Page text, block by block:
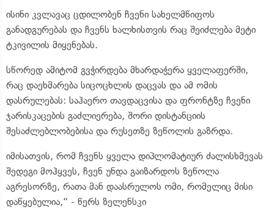
ისინი კვლავაც ცდილობენ ჩვენი სახელმწიფოს
განადგურებას და ჩვენს ხალხისთვის რაც შეიძლება მეტი
ტკივილის მიყენებას.
სწორედ ამიტომ გვჭირდება მხარდაჭერა ყველაფერში,
რაც დაეხმარება სიცოცხლის დაცვას და ამ ომის
დასრულებას: საჰაერო თავდაცვისა და ფრონტზე ჩვენი
ჯარისკაცების გაძლიერება, შორი დისტანციის
შესაძლებლობებისა და რუსეთზე ზეწოლის გაზრდა.
იმისათვის, რომ ჩვენს ყველა დიპლომატიურ ძალისხმევას
შედეგი მოჰყვეს, ჩვენ უნდა გაიზარდოს ზეწოლა
აგრესორზე, რათა მან დაასრულოს ომი, რომელიც მისი
დაწყებულია,“ - წერს ზელენსკი